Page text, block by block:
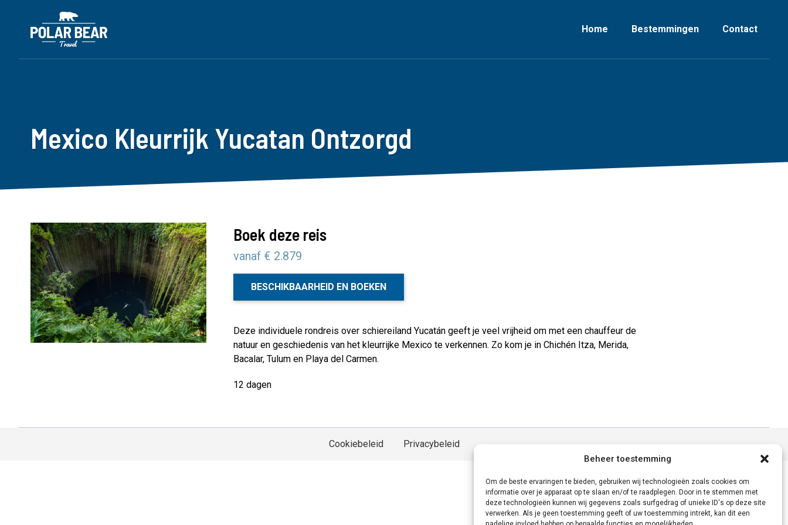
Beheer toestemming
Om de beste ervaringen te bieden, gebruiken wij technologieën zoals cookies om
informatie over je apparaat op te slaan en/of te raadplegen. Door in te stemmen met
deze technologieën kunnen wij gegevens zoals surfgedrag of unieke ID's op deze site
verwerken. Als je geen toestemming geeft of uw toestemming intrekt, kan dit een
Home Bestemmingen Contact
Mexico Kleurrijk Yucatan Ontzorgd
Boek deze reis
vanaf € 2.879
BESCHIKBAARHEID EN BOEKEN
Deze individuele rondreis over schiereiland Yucatán geeft je veel vrijheid om met een chauffeur de
natuur en geschiedenis van het kleurrijke Mexico te verkennen. Zo kom je in Chichén Itza, Merida,
Bacalar, Tulum en Playa del Carmen.
12 dagen
Cookiebeleid Privacybeleid